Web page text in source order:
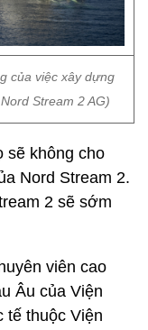
của việc xây dựng
Stream 2 AG)
sẽ không cho
Nord Stream 2.
2 sẽ sớm
viên cao
Âu của Viện
tế thuộc Viện